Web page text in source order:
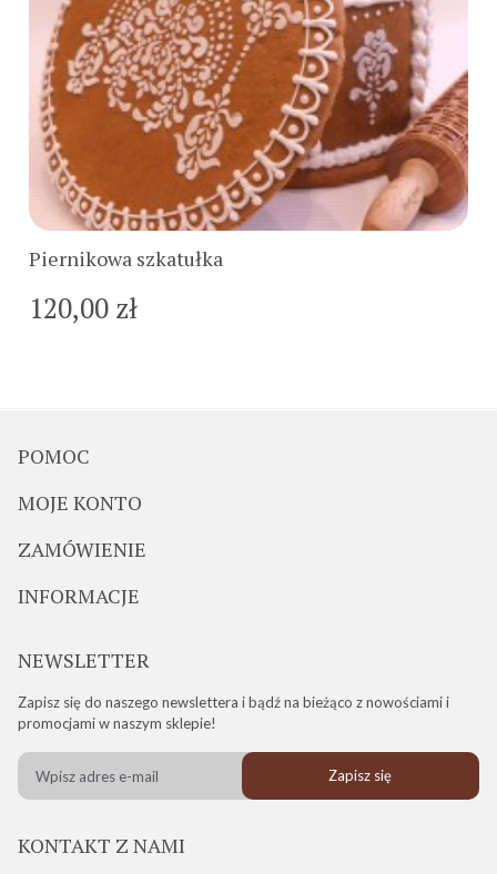
Piernikowa szkatułka
120,00 zł
Do koszyka
POMOC
MOJE KONTO
ZAMÓWIENIE
INFORMACJE
NEWSLETTER
Zapisz się do naszego newslettera i bądź na bieżąco z nowościami i
promocjami w naszym sklepie!
Zapisz się
KONTAKT Z NAMI